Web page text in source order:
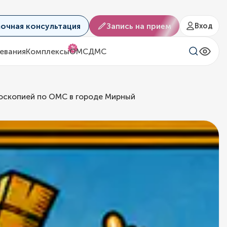
консультация Запись на прием Вход
Комплексы%
ОМСДМС
по ОМС в городе Мирный